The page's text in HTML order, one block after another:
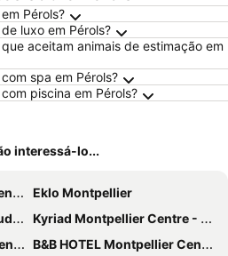
Pérols?
luxo em Pérols?
aceitam animais de estimação em
spa em Pérols?
piscina em Pérols?
interessá-lo...
Eklo Montpellier
Kyriad Montpellier Centre - Antigone
B&B HOTEL Montpellier Centre Le Millénaire